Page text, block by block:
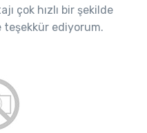
çok hızlı bir şekilde
teşekkür ediyorum.